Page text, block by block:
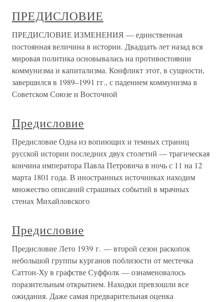
ПРЕДИСЛОВИЕ
ПРЕДИСЛОВИЕ ИЗМЕНЕНИЯ — единственная
постоянная величина в истории. Двадцать лет назад вся
мировая политика основывалась на противостоянии
коммунизма и капитализма. Конфликт этот, в сущности,
завершился в 1989–1991 гг., с падением коммунизма в
Советском Союзе и Восточной
Предисловие
Предисловие Одна из вопиющих и темных страниц
русской истории последних двух столетий — трагическая
кончина императора Павла Петровича в ночь с 11 на 12
марта 1801 года. В иностранных источниках находим
множество описаний страшных событий в мрачных
стенах Михайловского
Предисловие
Предисловие Лето 1939 г. — второй сезон раскопок
небольшой группы курганов поблизости от местечка
Саттон-Ху в графстве Суффолк — ознаменовалось
поразительным открытием. Находки превзошли все
ожидания. Даже самая предварительная оценка